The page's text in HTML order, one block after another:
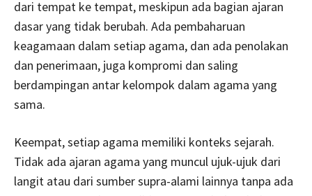
dari tempat ke tempat, meskipun ada bagian ajaran
dasar yang tidak berubah. Ada pembaharuan
keagamaan dalam setiap agama, dan ada penolakan
dan penerimaan, juga kompromi dan saling
berdampingan antar kelompok dalam agama yang
sama.
Keempat, setiap agama memiliki konteks sejarah.
Tidak ada ajaran agama yang muncul ujuk-ujuk dari
langit atau dari sumber supra-alami lainnya tanpa ada